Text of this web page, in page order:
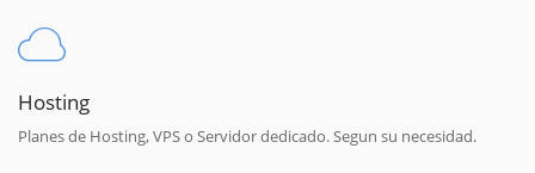
Hosting
Planes de Hosting, VPS o Servidor dedicado. Segun su necesidad.